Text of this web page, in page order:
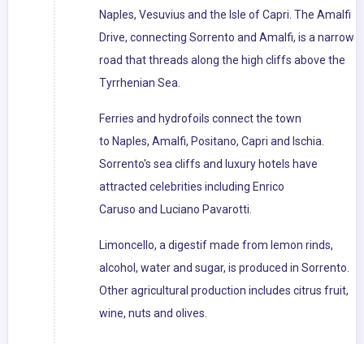
Naples, Vesuvius and the Isle of Capri. The Amalfi
Drive, connecting Sorrento and Amalfi, is a narrow
road that threads along the high cliffs above the
Tyrrhenian Sea.
Ferries and hydrofoils connect the town
to Naples, Amalfi, Positano, Capri and Ischia.
Sorrento's sea cliffs and luxury hotels have
attracted celebrities including Enrico
Caruso and Luciano Pavarotti.
Limoncello, a digestif made from lemon rinds,
alcohol, water and sugar, is produced in Sorrento.
Other agricultural production includes citrus fruit,
wine, nuts and olives.